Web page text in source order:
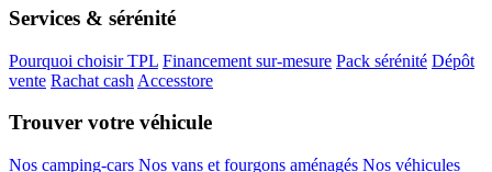
Services & sérénité
Pourquoi choisir TPL Financement sur-mesure Pack sérénité Dépôt
vente Rachat cash Accesstore
Trouver votre véhicule
Nos camping-cars Nos vans et fourgons aménagés Nos véhicules